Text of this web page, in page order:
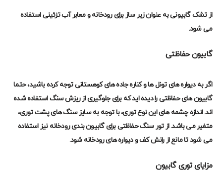
از تشک گابیونی به عنوان زیر ساز برای رودخانه و معابر آب تزئینی استفاده
می شود.
گابیون حفاظتی
اگر به دیواره های تونل ها و کناره جاده های کوهستانی توجه کرده باشید، حتما
گابیون های حفاظتی را دیده اید که برای جلوگیری از ریزش سنگ استفاده شده
اند. اندازه چشمه های این نوع توری، با توجه به سایز سنگ های پشت توری،
متغیر می باشد. از تور سنگ حفاظتی برای گابیون بندی رودخانه نیز استفاده
می شود تا مانع از رانش کف و دیواره های رودخانه شود.
مزایای توری گابیون